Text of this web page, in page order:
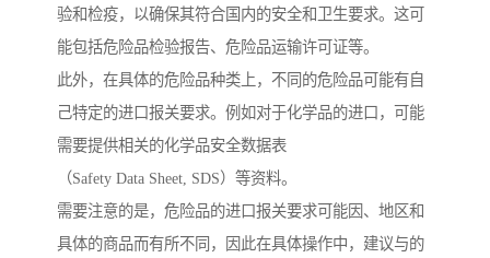
验和检疫，以确保其符合国内的安全和卫生要求。这可
能包括危险品检验报告、危险品运输许可证等。
此外，在具体的危险品种类上，不同的危险品可能有自
己特定的进口报关要求。例如对于化学品的进口，可能
需要提供相关的化学品安全数据表
（Safety Data Sheet, SDS）等资料。
需要注意的是，危险品的进口报关要求可能因、地区和
具体的商品而有所不同，因此在具体操作中，建议与的